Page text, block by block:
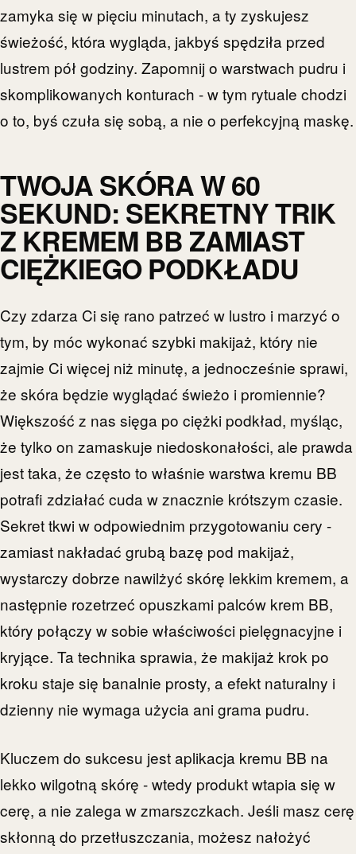
zamyka się w pięciu minutach, a ty zyskujesz
świeżość, która wygląda, jakbyś spędziła przed
lustrem pół godziny. Zapomnij o warstwach pudru i
skomplikowanych konturach - w tym rytuale chodzi
o to, byś czuła się sobą, a nie o perfekcyjną maskę.
TWOJA SKÓRA W 60
SEKUND: SEKRETNY TRIK
Z KREMEM BB ZAMIAST
CIĘŻKIEGO PODKŁADU
Czy zdarza Ci się rano patrzeć w lustro i marzyć o
tym, by móc wykonać szybki makijaż, który nie
zajmie Ci więcej niż minutę, a jednocześnie sprawi,
że skóra będzie wyglądać świeżo i promiennie?
Większość z nas sięga po ciężki podkład, myśląc,
że tylko on zamaskuje niedoskonałości, ale prawda
jest taka, że często to właśnie warstwa kremu BB
potrafi zdziałać cuda w znacznie krótszym czasie.
Sekret tkwi w odpowiednim przygotowaniu cery -
zamiast nakładać grubą bazę pod makijaż,
wystarczy dobrze nawilżyć skórę lekkim kremem, a
następnie rozetrzeć opuszkami palców krem BB,
który połączy w sobie właściwości pielęgnacyjne i
kryjące. Ta technika sprawia, że makijaż krok po
kroku staje się banalnie prosty, a efekt naturalny i
dzienny nie wymaga użycia ani grama pudru.
Kluczem do sukcesu jest aplikacja kremu BB na
lekko wilgotną skórę - wtedy produkt wtapia się w
cerę, a nie zalega w zmarszczkach. Jeśli masz cerę
skłonną do przetłuszczania, możesz nałożyć